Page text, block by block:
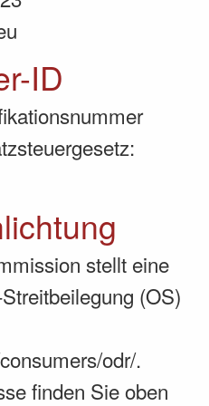
ID
stellt eine
(OS)
odr/.
finden Sie oben